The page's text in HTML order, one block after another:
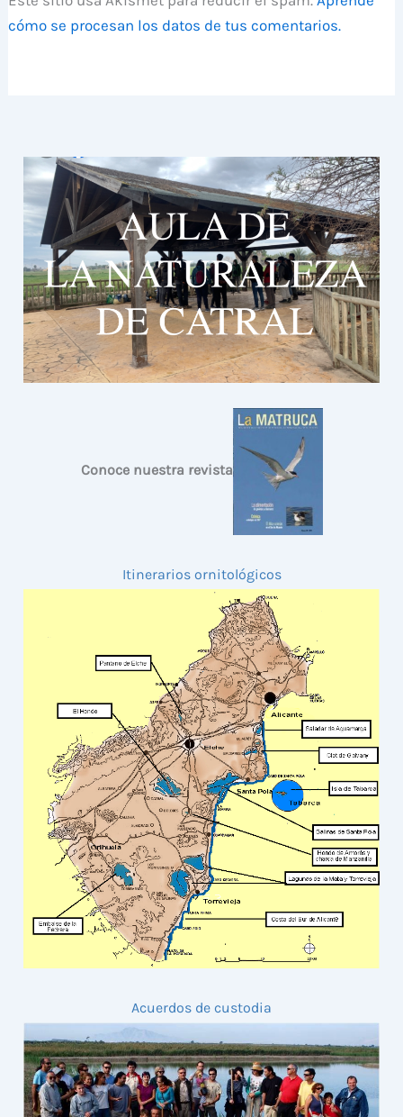
cómo se procesan los datos de tus comentarios.
Conoce nuestra revista
Itinerarios ornitológicos
Acuerdos de custodia